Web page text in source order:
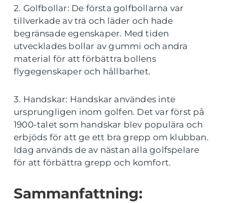
2. Golfbollar: De första golfbollarna var
tillverkade av trä och läder och hade
begränsade egenskaper. Med tiden
utvecklades bollar av gummi och andra
material för att förbättra bollens
flygegenskaper och hållbarhet.
3. Handskar: Handskar användes inte
ursprungligen inom golfen. Det var först på
1900-talet som handskar blev populära och
erbjöds för att ge ett bra grepp om klubban.
Idag används de av nästan alla golfspelare
för att förbättra grepp och komfort.
Sammanfattning: